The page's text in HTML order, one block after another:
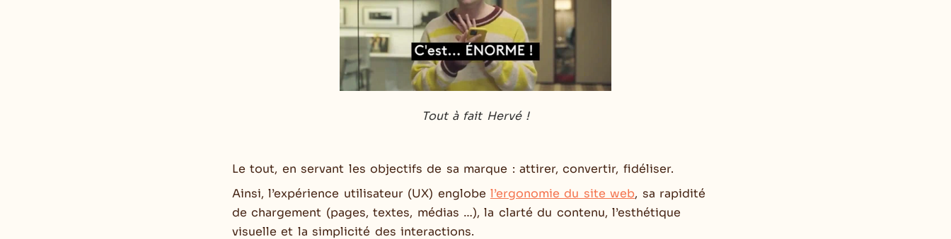
Tout à fait Hervé !
Le tout, en servant les objectifs de sa marque : attirer, convertir, fidéliser.
Ainsi, l’expérience utilisateur (UX) englobe l’ergonomie du site web, sa rapidité
de chargement (pages, textes, médias …), la clarté du contenu, l’esthétique
visuelle et la simplicité des interactions.